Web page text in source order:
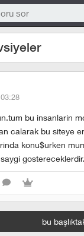
bu insanlarin
calarak bu siteye
konu$urken
gostereceklerdir.
bu